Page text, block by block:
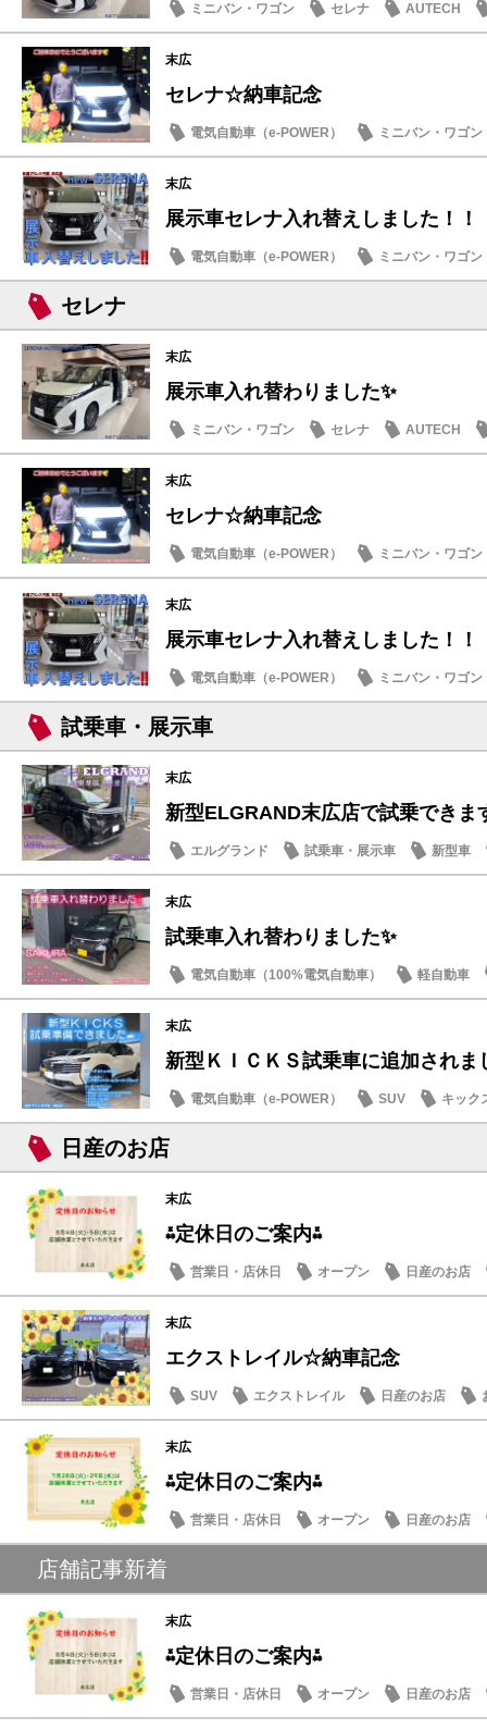
ミニバン・ワゴン セレナ AUTECH
末広
セレナ☆納車記念
電気自動車（e-POWER）
ミニバン・ワゴン
納車式
末広
展示車セレナ入れ替えしました！！
電気自動車（e-POWER）
ミニバン・ワゴン
日産のお店
セレナ
末広
展示車入れ替わりました✨
ミニバン・ワゴン セレナ AUTECH
末広
セレナ☆納車記念
電気自動車（e-POWER）
ミニバン・ワゴン
納車式
末広
展示車セレナ入れ替えしました！！
電気自動車（e-POWER）
ミニバン・ワゴン
日産のお店
試乗車・展示車
末広
新型ELGRAND末広店で試乗できま
エルグランド 試乗車・展示車 新型車
末広
試乗車入れ替わりました✨
電気自動車（100%電気自動車）
軽自動車
日産のお店
末広
新型ＫＩＣＫＳ試乗車に追加されま
電気自動車（e-POWER） SUV
キック
日産のお店
日産のお店
末広
⁂定休日のご案内⁂
営業日・店休日 オープン 日産のお店
末広
エクストレイル☆納車記念
SUV エクストレイル 日産のお店
末広
⁂定休日のご案内⁂
営業日・店休日 オープン 日産のお店
店舗記事新着
末広
⁂定休日のご案内⁂
営業日・店休日 オープン 日産のお店